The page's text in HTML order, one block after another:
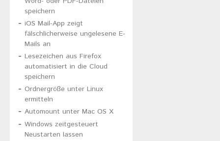
speichern
iOS Mail-App zeigt
fälschlicherweise ungelesene E-
Mails an
Lesezeichen aus Firefox
automatisiert in die Cloud
speichern
Ordnergröße unter Linux
ermitteln
Automount unter Mac OS X
Windows zeitgesteuert
Neustarten lassen